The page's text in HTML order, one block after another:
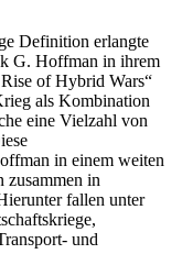
Definition erlangte
G. Hoffman in ihrem
of Hybrid Wars“
als Kombination
eine Vielzahl von
in einem weiten
zusammen in
fallen unter
und